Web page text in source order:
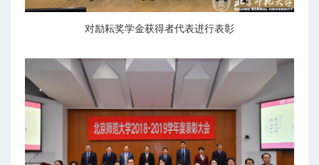
对励耘奖学金获得者代表进行表彰